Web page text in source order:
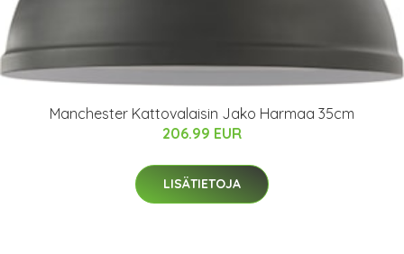
Manchester Kattovalaisin Jako Harmaa 35cm
206.99 EUR
LISÄTIETOJA